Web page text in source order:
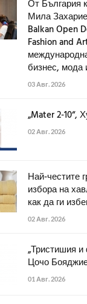
От България
Мила
Balkan Open
Fashion and
бизнес, мода
03 Авг. 2026
„Mater 2-10“,
02 Авг. 2026
Най-честите
избора на
как да ги
02 Авг. 2026
„Тристишия и
Цочо
01 Авг. 2026